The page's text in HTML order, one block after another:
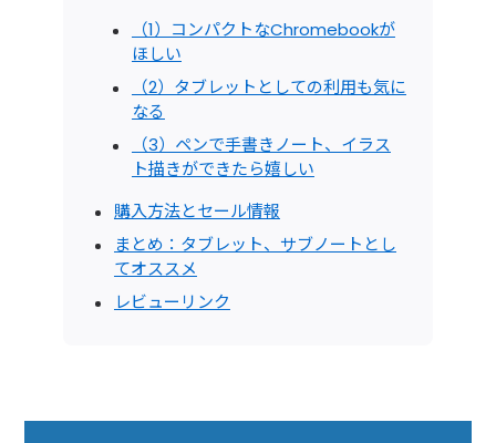
（1）コンパクトなChromebookが
ほしい
（2）タブレットとしての利用も気に
なる
（3）ペンで手書きノート、イラス
ト描きができたら嬉しい
購入方法とセール情報
まとめ：タブレット、サブノートとし
てオススメ
レビューリンク